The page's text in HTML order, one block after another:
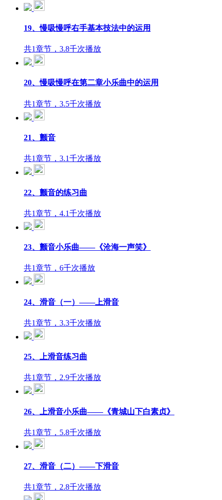
19、慢吸慢呼右手基本技法中的运用
共1章节，3.8千次播放
20、慢吸慢呼在第二章小乐曲中的运用
共1章节，3.5千次播放
21、颤音
共1章节，3.1千次播放
22、颤音的练习曲
共1章节，4.1千次播放
23、颤音小乐曲——《沧海一声笑》
共1章节，6千次播放
24、滑音（一）——上滑音
共1章节，3.3千次播放
25、上滑音练习曲
共1章节，2.9千次播放
26、上滑音小乐曲——《青城山下白素贞》
共1章节，5.8千次播放
27、滑音（二）——下滑音
共1章节，2.8千次播放